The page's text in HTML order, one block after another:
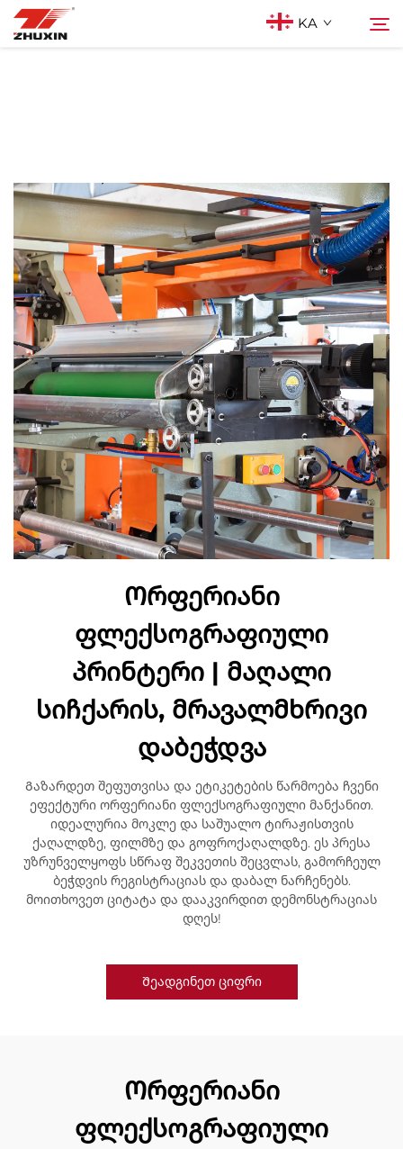
KA
Სიახლეები
Კონტაქტი
Ხშირად დასმული კითხვები
Ორფერიანი
ფლექსოგრაფიული
პრინტერი | მაღალი
სიჩქარის, მრავალმხრივი
დაბეჭდვა
Გაზარდეთ შეფუთვისა და ეტიკეტების წარმოება ჩვენი
ეფექტური ორფერიანი ფლექსოგრაფიული მანქანით.
იდეალურია მოკლე და საშუალო ტირაჟისთვის
ქაღალდზე, ფილმზე და გოფროქაღალდზე. ეს პრესა
უზრუნველყოფს სწრაფ შეკვეთის შეცვლას, გამორჩეულ
ბეჭდვის რეგისტრაციას და დაბალ ნარჩენებს.
მოითხოვეთ ციტატა და დააკვირდით დემონსტრაციას
დღეს!
Შეადგინეთ ციფრი
Ორფერიანი
ფლექსოგრაფიული